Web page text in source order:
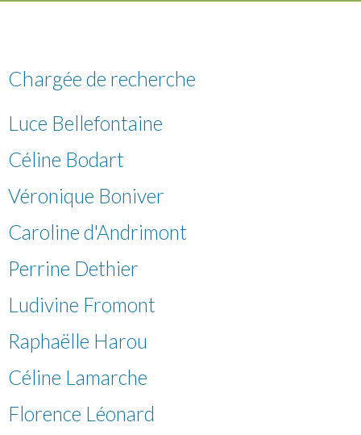
Chargée de recherche
Luce Bellefontaine
Céline Bodart
Véronique Boniver
Caroline d'Andrimont
Perrine Dethier
Ludivine Fromont
Raphaëlle Harou
Céline Lamarche
Florence Léonard